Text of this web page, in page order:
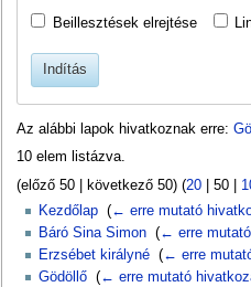
Beillesztések elrejtése
Indítás
Az alábbi lapok hivatkoznak erre:
10 elem listázva.
(előző 50| következő 50) (20| 50|
Kezdőlap‎ (← erre mutató
Báró Sina Simon‎ (← erre
Erzsébet királyné‎ (← erre
Gödöllő‎ (← erre mutató